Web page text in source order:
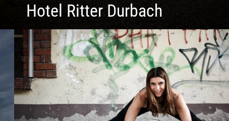
Hotel Ritter Durbach
Matsch|Oldtimer|Männer|Spass